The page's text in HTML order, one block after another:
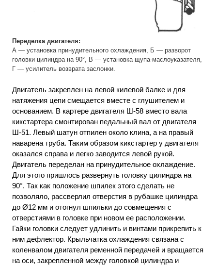
Переделка двигателя:
А — установка принудительного охлаждения, Б — разворот
головки цилиндра на 90°, В — установка щупа-маслоуказателя,
Г — усилитель возврата заслонки.
Двигатель закреплен на левой килевой балке и для
натяжения цепи смещается вместе с глушителем и
основанием. В картере двигателя Ш-58 вместо вала
кикстартера смонтирован педальный вал от двигателя
Ш-51. Левый шатун отпилен около клина, а на правый
наварена труба. Таким образом кикстартер у двигателя
оказался справа и легко заводится левой рукой.
Двигатель переделан на принудительное охлаждение.
Для этого пришлось развернуть головку цилиндра на
90°. Так как положение шпилек этого сделать не
позволяло, рассверлил отверстия в рубашке цилиндра
до Ø12 мм и отогнул шпильки до совмещения с
отверстиями в головке при новом ее расположении.
Гайки головки следует удлинить и винтами прикрепить к
ним дефлектор. Крыльчатка охлаждения связана с
коленвалом двигателя ременной передачей и вращается
на оси, закрепленной между головкой цилиндра и